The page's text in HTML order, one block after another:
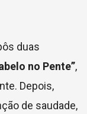
duas
no Pente”,
Depois,
de saudade,